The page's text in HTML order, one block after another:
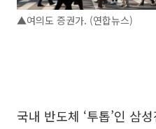
▲여의도 증권가. (연합뉴스)
국내 반도체 ‘투톱’인 삼